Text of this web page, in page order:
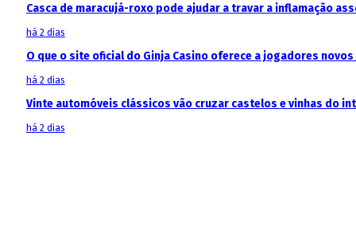
Casca de maracujá-roxo pode ajudar a travar a inflamação
há 2 dias
O que o site oficial do Ginja Casino oferece a jogadores
há 2 dias
Vinte automóveis clássicos vão cruzar castelos e vinhas do
há 2 dias